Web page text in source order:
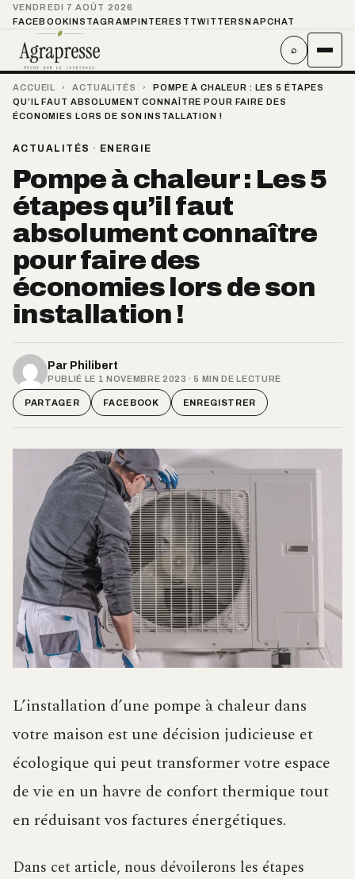
VENDREDI 7 AOÛT 2026
FACEBOOKINSTAGRAMPINTEREST TWITTER SNAPCHAT
⌕
ACCUEIL › ACTUALITÉS ›
POMPE À CHALEUR : LES 5 ÉTAPES
QU’IL FAUT ABSOLUMENT CONNAÎTRE POUR FAIRE DES
ÉCONOMIES LORS DE SON INSTALLATION !
ACTUALITÉS · ENERGIE
Pompe à chaleur : Les 5
étapes qu’il faut
absolument connaître
pour faire des
économies lors de son
installation !
Par Philibert
PUBLIÉ LE 1 NOVEMBRE 2023 · 5 MIN DE LECTURE
PARTAGER FACEBOOK ENREGISTRER
L’installation d’une pompe à chaleur dans
votre maison est une décision judicieuse et
écologique qui peut transformer votre espace
de vie en un havre de confort thermique tout
en réduisant vos factures énergétiques.
Dans cet article, nous dévoilerons les étapes